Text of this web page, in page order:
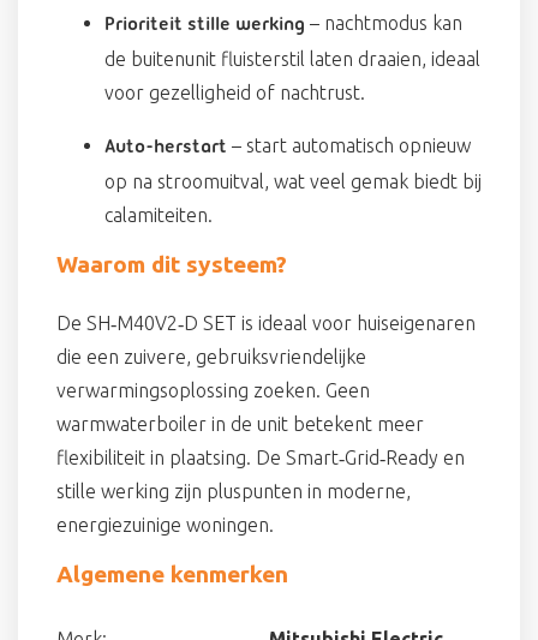
Prioriteit stille werking – nachtmodus kan
de buitenunit fluisterstil laten draaien, ideaal
voor gezelligheid of nachtrust.
Auto-herstart – start automatisch opnieuw
op na stroomuitval, wat veel gemak biedt bij
calamiteiten.
Waarom dit systeem?
De SH‑M40V2‑D SET is ideaal voor huiseigenaren
die een zuivere, gebruiksvriendelijke
verwarmingsoplossing zoeken. Geen
warmwaterboiler in de unit betekent meer
flexibiliteit in plaatsing. De Smart‑Grid‑Ready en
stille werking zijn pluspunten in moderne,
energiezuinige woningen.
Algemene kenmerken